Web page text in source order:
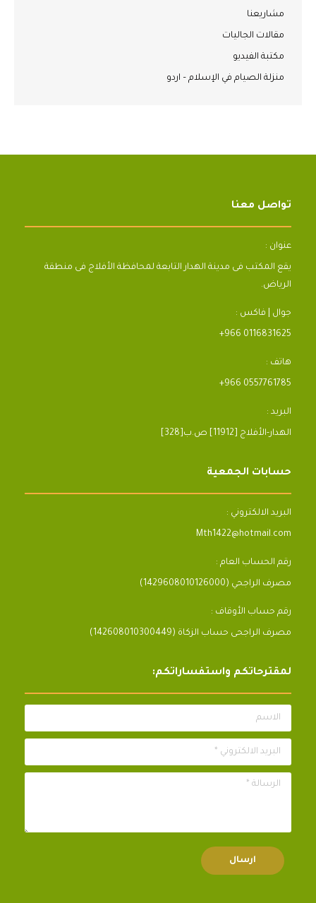
مشاريعنا
مقالات الجاليات
مكتبة الفيديو
منزلة الصيام في الإسلام – اردو
تواصل معنا
عنوان :
يقع المكتب فى مدينة الهدار التابعة لمحافظة الأفلاج فى منطقة
الرياض.
جوال | فاكس :
+966 0116831625
هاتف :
+966 0557761785
البريد :
[328]الهدار-الأفلاج [11912] ص.ب
حسابات الجمعية
البريد الالكتروني :
Mth1422@hotmail.com
رقم الحساب العام :
مصرف الراجحي (1429608010126000)
رقم حساب الأوقاف :
مصرف الراجحى حساب الزكاة (142608010300449)
لمقترحاتكم واستفساراتكم:
الاسم
البريد الالكتروني *
الرسالة *